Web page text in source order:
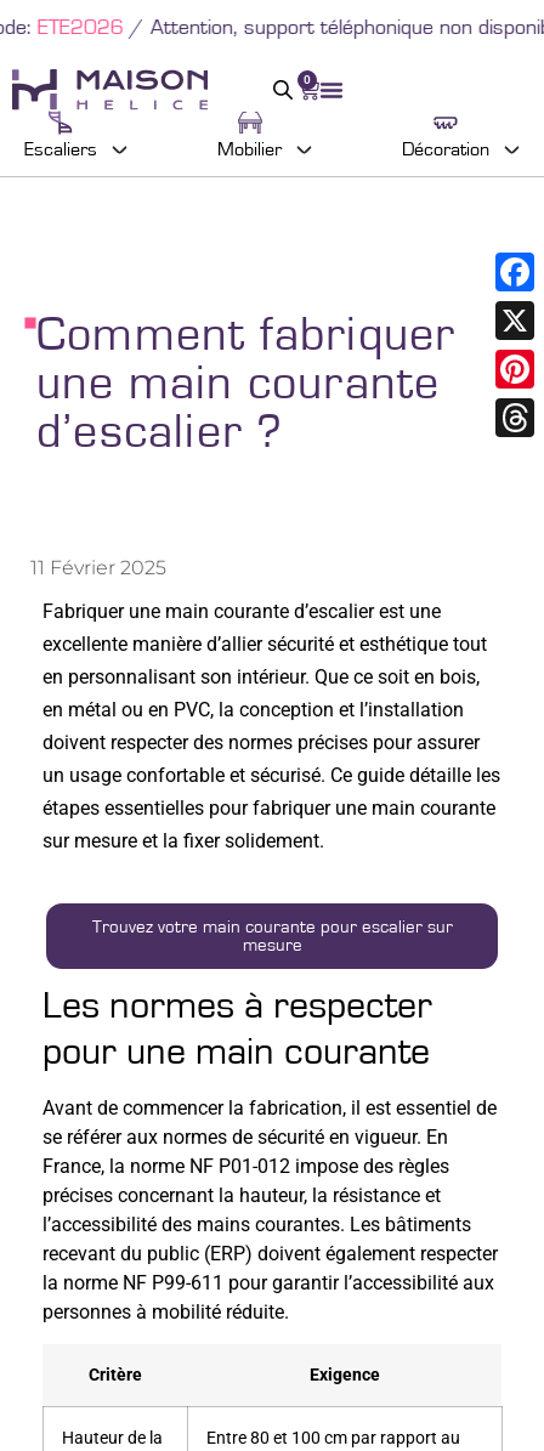
/ Attention, support téléphonique non disponible du
0
Escaliers Mobilier Décoration
Comment fabriquer
une main courante
d’escalier ?
11 Février 2025
Fabriquer une main courante d’escalier est une
excellente manière d’allier sécurité et esthétique tout
en personnalisant son intérieur. Que ce soit en bois,
en métal ou en PVC, la conception et l’installation
doivent respecter des normes précises pour assurer
un usage confortable et sécurisé. Ce guide détaille les
étapes essentielles pour fabriquer une main courante
sur mesure et la fixer solidement.
Trouvez votre main courante pour escalier sur
mesure
Les normes à respecter
pour une main courante
Avant de commencer la fabrication, il est essentiel de
se référer aux normes de sécurité en vigueur. En
France, la norme NF P01-012 impose des règles
précises concernant la hauteur, la résistance et
l’accessibilité des mains courantes. Les bâtiments
recevant du public (ERP) doivent également respecter
la norme NF P99-611 pour garantir l’accessibilité aux
personnes à mobilité réduite.
Critère Exigence
Hauteur de la
Entre 80 et 100 cm par rapport au
X